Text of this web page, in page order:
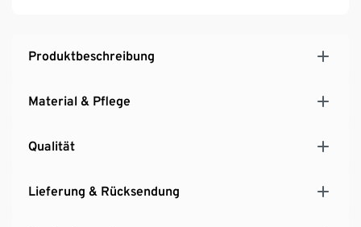
Produktbeschreibung
Material & Pflege
Qualität
Lieferung & Rücksendung